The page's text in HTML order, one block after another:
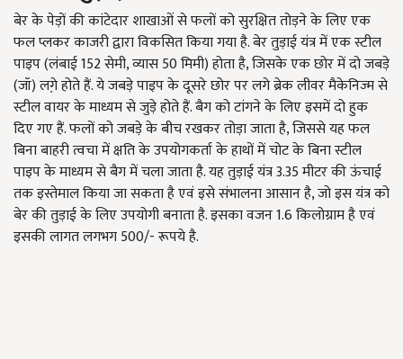
बेर के पेड़ों की कांटेदार शाखाओं से फलों को सुरक्षित तोड़ने के लिए एक
फल प्लकर काजरी द्वारा विकसित किया गया है. बेर तुड़ाई यंत्र में एक स्टील
पाइप (लंबाई152सेमी,व्यास50मिमी) होता है,जिसके एक छोर में दो जबड़े
(जॉ) लगे़ होते हैं. ये जबड़े पाइप के दूसरे छोर पर लगे ब्रेक लीवर मैकेनिज्म से
स्टील वायर के माध्यम से जुड़े होते हैं. बैग को टांगने के लिए इसमें दो हुक
दिए गए हैं. फलों को जबड़े के बीच रखकर तोड़ा जाता है,जिससे यह फल
बिना बाहरी त्वचा में क्षति के उपयोगकर्ता के हाथों में चोट के बिना स्टील
पाइप के माध्यम से बैग में चला जाता है. यह तुड़ाई यंत्र3.35मीटर की ऊंचाई
तक इस्तेमाल किया जा सकता है एवं इसे संभालना आसान है,जो इस यंत्र को
बेर की तुड़ाई के लिए उपयोगी बनाता है. इसका वजन1.6किलोग्राम है एवं
इसकी लागत लगभग500/- रूपये है.